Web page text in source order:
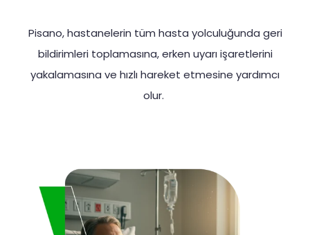
Pisano, hastanelerin tüm hasta yolculuğunda geri
bildirimleri toplamasına, erken uyarı işaretlerini
yakalamasına ve hızlı hareket etmesine yardımcı
olur.